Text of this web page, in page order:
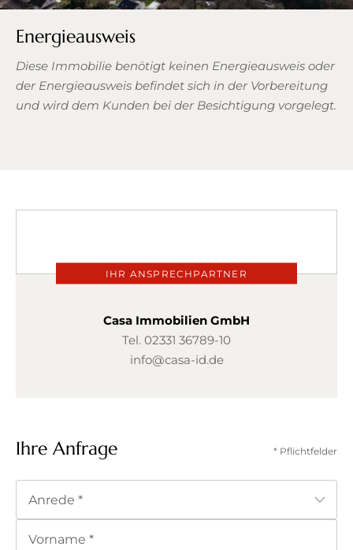
Energieausweis
Diese Immobilie benötigt keinen Energieausweis oder
der Energieausweis befindet sich in der Vorbereitung
und wird dem Kunden bei der Besichtigung vorgelegt.
Ihre Anfrage * Pflichtfelder
IHR ANSPRECHPARTNER
Casa Immobilien GmbH
Tel. 02331 36789-10
info@casa-id.de